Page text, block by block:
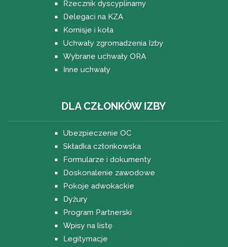
Rzecznik dyscyplinarny
Delegaci na KZA
Komisje i koła
Uchwały zgromadzenia Izby
Wybrane uchwały ORA
Inne uchwały
DLA CZŁONKÓW IZBY
Ubezpieczenie OC
Składka członkowska
Formularze i dokumenty
Doskonalenie zawodowe
Pokoje adwokackie
Dyżury
Program Partnerski
Wpisy na listę
Legitymacje